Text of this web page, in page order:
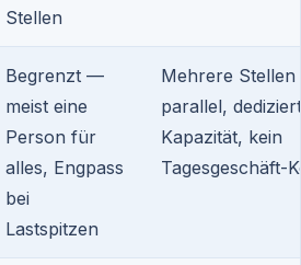
Stellen
Begrenzt —
meist eine
Person für
alles, Engpass
bei
Lastspitzen
Mehrere Stellen
parallel,
Kapazität, kein
Tagesgeschäft-